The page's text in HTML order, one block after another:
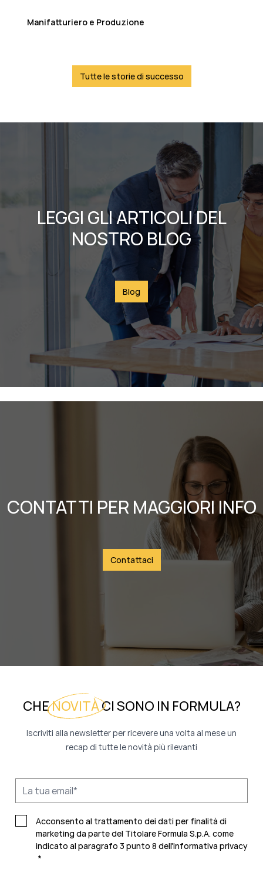
Manifatturiero e Produzione
Tutte le storie di successo
LEGGI GLI ARTICOLI DEL
NOSTRO BLOG
Blog
CONTATTI PER MAGGIORI INFO
Contattaci
CHENOVITÀCI SONO IN FORMULA?
Iscriviti alla newsletter per ricevere una volta al mese un
recap di tutte le novità più rilevanti
Acconsento al trattamento dei dati per finalità di
marketing da parte del Titolare Formula S.p.A. come
indicato al paragrafo 3 punto 8 dell'informativa privacy
*